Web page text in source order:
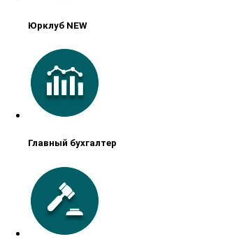
Юрклуб NEW
Главный бухгалтер